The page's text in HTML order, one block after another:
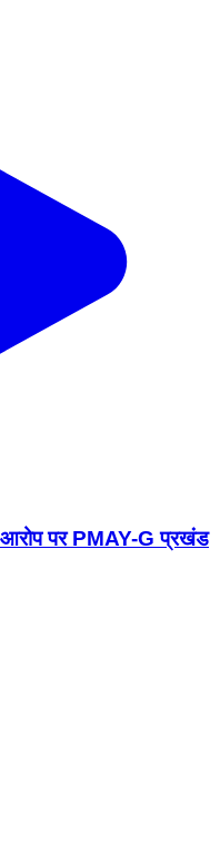
पर PMAY-G प्रखंड